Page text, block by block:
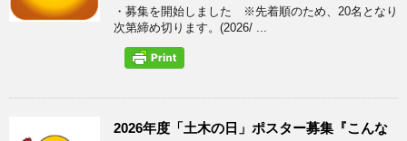
・募集を開始しました ※先着順のため、20名となり
次第締め切ります。(2026/ ...
2026年度「土木の日」ポスター募集『こんな